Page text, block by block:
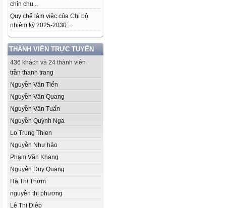
chỉn chu...
Quy chế làm việc của Chi bộ
nhiệm kỳ 2025-2030...
THÀNH VIÊN TRỰC TUYẾN
436 khách và 24 thành viên
trần thanh trang
Nguyễn Văn Tiến
Nguyễn Văn Quang
Nguyễn Văn Tuấn
Nguyễn Quỳnh Nga
Lo Trung Thien
Nguyễn Như hảo
Phạm Văn Khang
Nguyễn Duy Quang
Hà Thị Thơm
nguyễn thị phương
Lê Thị Diệp